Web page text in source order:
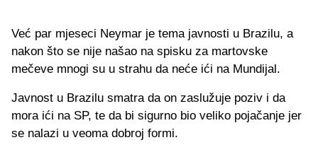
Već par mjeseci Neymar je tema javnosti u Brazilu, a
nakon što se nije našao na spisku za martovske
mečeve mnogi su u strahu da neće ići na Mundijal.
Javnost u Brazilu smatra da on zaslužuje poziv i da
mora ići na SP, te da bi sigurno bio veliko pojačanje jer
se nalazi u veoma dobroj formi.